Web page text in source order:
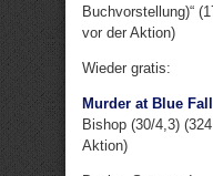
Buchvorstellung)“
vor der Aktion)
Wieder gratis:
Murder at Blue
Bishop (30/4,3)
Aktion)